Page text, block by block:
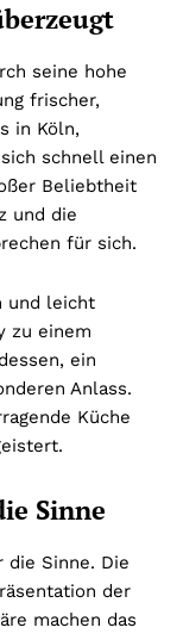
seine hohe
frischer,
in Köln,
schnell einen
Beliebtheit
und die
für sich.
und leicht
zu einem
ein
Anlass.
Küche
Sinne
die Sinne. Die
der
machen das